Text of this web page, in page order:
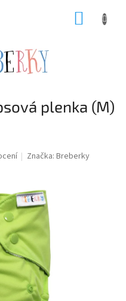
plenka (M)
Značka:Breberky